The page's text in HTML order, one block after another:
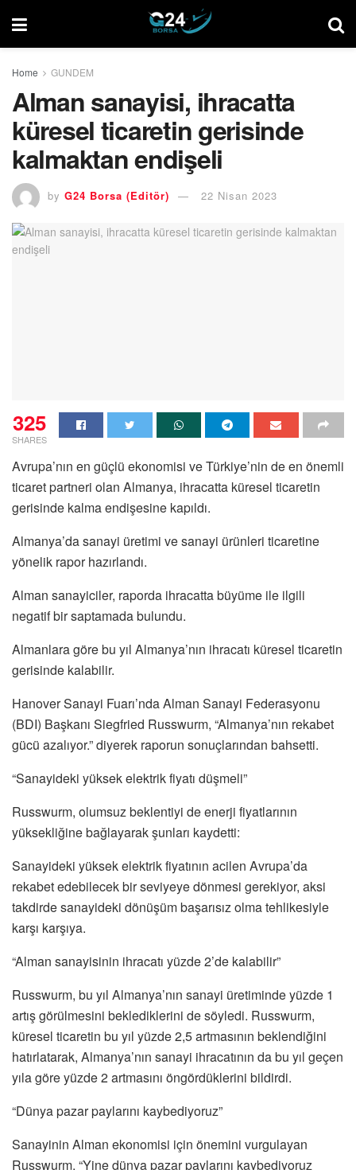
Home GUNDEM
Alman sanayisi, ihracatta
küresel ticaretin gerisinde
kalmaktan endişeli
by G24 Borsa (Editör) 22 Nisan 2023
325
SHARES
Avrupa’nın en güçlü ekonomisi ve Türkiye’nin de en önemli
ticaret partneri olan Almanya, ihracatta küresel ticaretin
gerisinde kalma endişesine kapıldı.
Almanya’da sanayi üretimi ve sanayi ürünleri ticaretine
yönelik rapor hazırlandı.
Alman sanayiciler, raporda ihracatta büyüme ile ilgili
negatif bir saptamada bulundu.
Almanlara göre bu yıl Almanya’nın ihracatı küresel ticaretin
gerisinde kalabilir.
Hanover Sanayi Fuarı’nda Alman Sanayi Federasyonu
(BDI) Başkanı Siegfried Russwurm, “Almanya’nın rekabet
gücü azalıyor.” diyerek raporun sonuçlarından bahsetti.
“Sanayideki yüksek elektrik fiyatı düşmeli”
Russwurm, olumsuz beklentiyi de enerji fiyatlarının
yüksekliğine bağlayarak şunları kaydetti:
Sanayideki yüksek elektrik fiyatının acilen Avrupa’da
rekabet edebilecek bir seviyeye dönmesi gerekiyor, aksi
takdirde sanayideki dönüşüm başarısız olma tehlikesiyle
karşı karşıya.
“Alman sanayisinin ihracatı yüzde 2’de kalabilir”
Russwurm, bu yıl Almanya’nın sanayi üretiminde yüzde 1
artış görülmesini beklediklerini de söyledi. Russwurm,
küresel ticaretin bu yıl yüzde 2,5 artmasının beklendiğini
hatırlatarak, Almanya’nın sanayi ihracatının da bu yıl geçen
yıla göre yüzde 2 artmasını öngördüklerini bildirdi.
“Dünya pazar paylarını kaybediyoruz”
Sanayinin Alman ekonomisi için önemini vurgulayan
Russwurm, “Yine dünya pazar paylarını kaybediyoruz